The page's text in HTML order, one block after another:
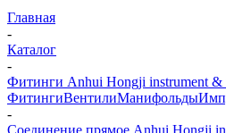
Главная
-
Каталог
-
Фитинги Anhui Hongji instrument &
ФитингиВентилиМанифольды
-
Соединение прямое Anhui Hongji